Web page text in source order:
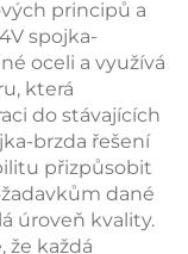
principů a
spojka-
oceli a využívá
která
do stávajících
brzda řešení
přizpůsobit
dané
úroveň kvality.
že každá